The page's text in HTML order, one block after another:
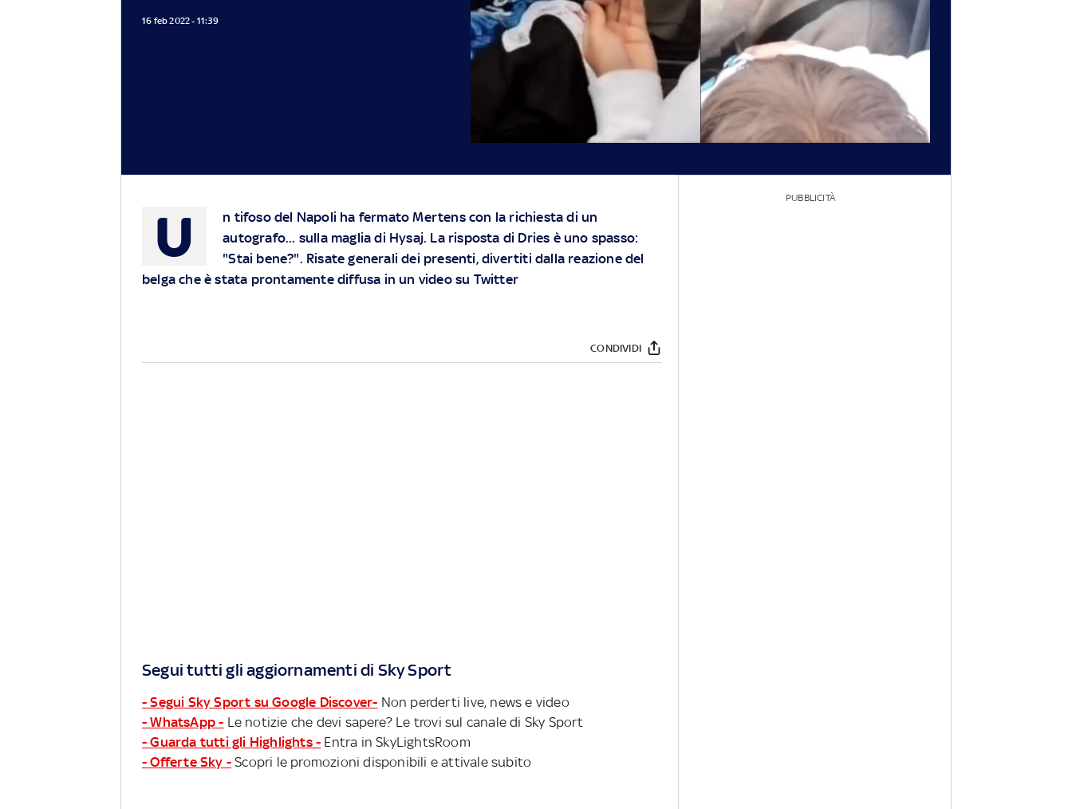
16 feb 2022 - 11:39
U
n tifoso del Napoli ha fermato Mertens con la richiesta di un
autografo... sulla maglia di Hysaj. La risposta di Dries è uno spasso:
"Stai bene?". Risate generali dei presenti, divertiti dalla reazione del
belga che è stata prontamente diffusa in un video su Twitter
CONDIVIDI
Segui tutti gli aggiornamenti di Sky Sport
- Segui Sky Sport su Google Discover- Non perderti live, news e video
- WhatsApp - Le notizie che devi sapere? Le trovi sul canale di Sky Sport
- Guarda tutti gli Highlights - Entra in SkyLightsRoom
- Offerte Sky - Scopri le promozioni disponibili e attivale subito
PUBBLICITÀ